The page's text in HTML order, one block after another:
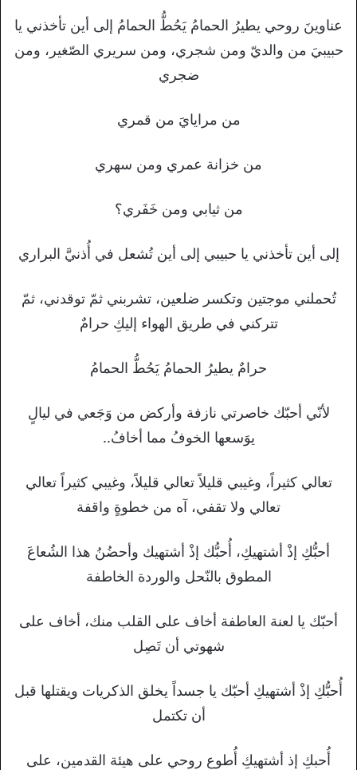
عناوينَ روحي يطيرُ الحمامُ يَحُطُّ الحمامُ إلى أين تأخذني يا
حبيبيَ من والديّ ومن شجري، ومن سريري الصّغير، ومن
ضجري
من مرايايَ من قمري
من خزانة عمري ومن سهري
من ثيابي ومن خَفَري؟
إلى أين تأخذني يا حبيبي إلى أين تُشعل في أُذنيَّ البراري
تُحملني موجتين وتكسر ضلعين، تشربني ثمّ توقدني، ثمّ
تتركني في طريق الهواء إليكِ حرامٌ
حرامٌ يطيرُ الحمامُ يَحُطُّ الحمامُ
لأنّي أحبّك خاصرتي نازفة وأركض من وَجَعي في ليالٍ
يوَسعها الخوفُ مما أخافُ..
تعالي كثيراً، وغيبي قليلاً تعالي قليلاً، وغيبي كثيراً تعالي
تعالي ولا تقفي، آه من خطوةٍ واقفة
أحبُّكِ إذْ أشتهيكِ، أُحبُّك إذْ أشتهيك وأحضُنُ هذا الشُعاعَ
المطوق بالنّحل والوردة الخاطفة
أحبّك يا لعنة العاطفة أخاف على القلب منك، أخاف على
شهوتي أن تَصِل
أُحبُّكِ إذْ أشتهيكِ أحبّك يا جسداً يخلق الذكريات ويقتلها قبل
أن تكتمل
أُحبكِ إذ أشتهيكِ أُطوع روحي على هيئة القدمين، على